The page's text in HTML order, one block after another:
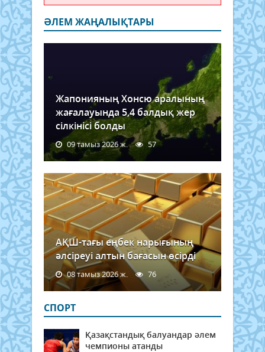
ӘЛЕМ ЖАҢАЛЫҚТАРЫ
Жапонияның Хонсю аралының
жағалауында 5,4 балдық жер
сілкінісі болды
09 тамыз 2026 ж. 57
АҚШ-тағы еңбек нарығының
әлсіреуі алтын бағасын өсірді
08 тамыз 2026 ж. 76
СПОРТ
Қазақстандық балуандар әлем
чемпионы атанды